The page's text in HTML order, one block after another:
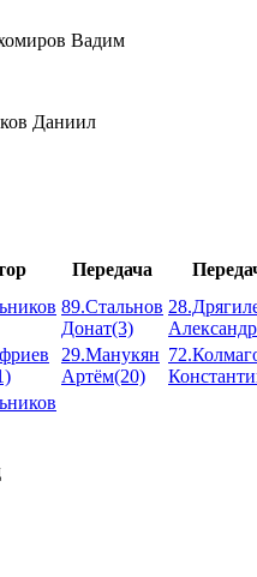
Вадим
Даниил
Передача
89.Стальнов
Донат(3)
29.Манукян
Артём(20)